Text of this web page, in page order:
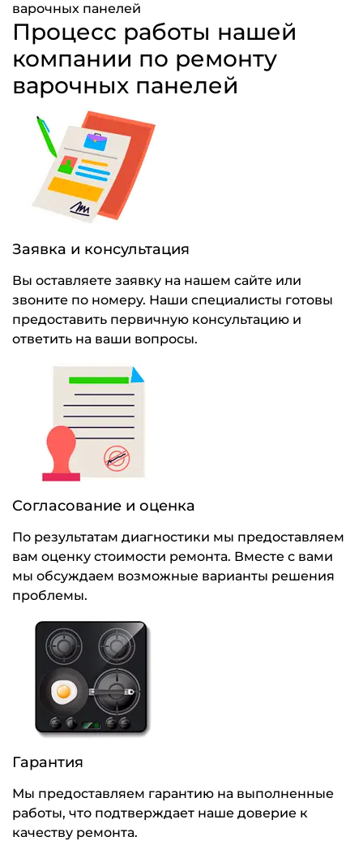
варочных панелей
Процесс работы нашей
компании по ремонту
варочных панелей
Заявка и консультация
Вы оставляете заявку на нашем сайте или
звоните по номеру. Наши специалисты готовы
предоставить первичную консультацию и
ответить на ваши вопросы.
Согласование и оценка
По результатам диагностики мы предоставляем
вам оценку стоимости ремонта. Вместе с вами
мы обсуждаем возможные варианты решения
проблемы.
Гарантия
Мы предоставляем гарантию на выполненные
работы, что подтверждает наше доверие к
качеству ремонта.